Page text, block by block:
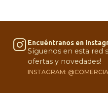
Encuéntranos en
Síguenos en esta red
ofertas y novedades!
INSTAGRAM: